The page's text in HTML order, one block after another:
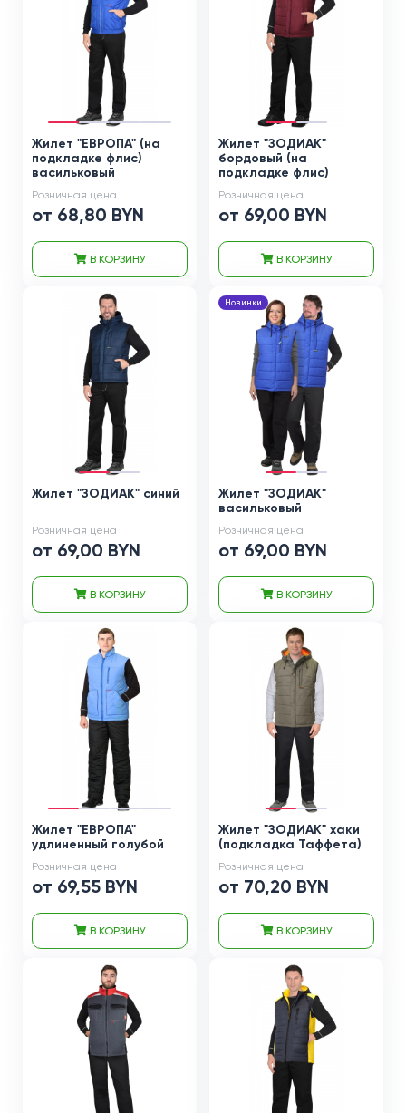
Жилет "ЕВРОПА" (на
подкладке флис)
васильковый
Розничная цена
от 68,80 BYN
В КОРЗИНУ
Жилет "ЗОДИАК"
бордовый (на
подкладке флис)
Розничная цена
от 69,00 BYN
В КОРЗИНУ
Жилет "ЗОДИАК" синий
Розничная цена
от 69,00 BYN
В КОРЗИНУ
Новинки
Жилет "ЗОДИАК"
васильковый
Розничная цена
от 69,00 BYN
В КОРЗИНУ
Жилет "ЕВРОПА"
удлиненный голубой
Розничная цена
от 69,55 BYN
В КОРЗИНУ
Жилет "ЗОДИАК" хаки
(подкладка Таффета)
Розничная цена
от 70,20 BYN
В КОРЗИНУ